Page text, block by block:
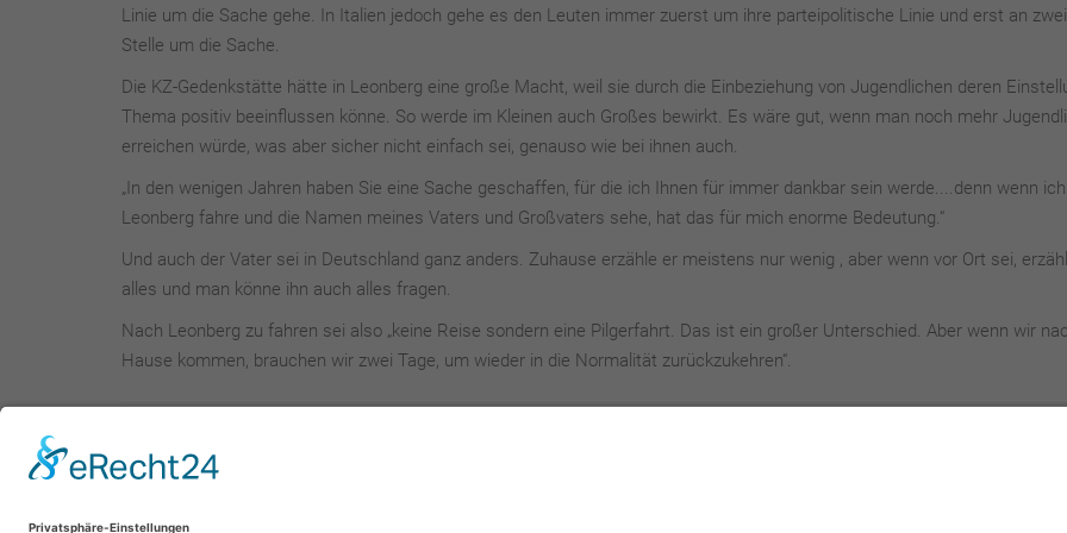
Linie um die Sache gehe. In Italien jedoch gehe es den Leuten immer zuerst um ihre parteipolitische Linie und erst an
Stelle um die Sache.
Die KZ-Gedenkstätte hätte in Leonberg eine große Macht, weil sie durch die Einbeziehung von Jugendlichen deren
Thema positiv beeinflussen könne. So werde im Kleinen auch Großes bewirkt. Es wäre gut, wenn man noch mehr
erreichen würde, was aber sicher nicht einfach sei, genauso wie bei ihnen auch.
„In den wenigen Jahren haben Sie eine Sache geschaffen, für die ich Ihnen für immer dankbar sein werde....denn wenn
Leonberg fahre und die Namen meines Vaters und Großvaters sehe, hat das für mich enorme Bedeutung.“
Und auch der Vater sei in Deutschland ganz anders. Zuhause erzähle er meistens nur wenig , aber wenn vor Ort sei,
alles und man könne ihn auch alles fragen.
Nach Leonberg zu fahren sei also „keine Reise sondern eine Pilgerfahrt. Das ist ein großer Unterschied. Aber wenn wir
Hause kommen, brauchen wir zwei Tage, um wieder in die Normalität zurückzukehren“.